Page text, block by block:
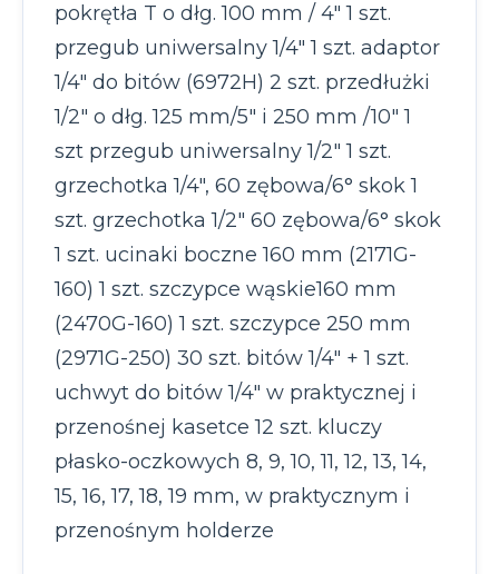
pokrętła T o dłg. 100 mm / 4" 1 szt.
przegub uniwersalny 1/4" 1 szt. adaptor
1/4" do bitów (6972H) 2 szt. przedłużki
1/2" o dłg. 125 mm/5" i 250 mm /10" 1
szt przegub uniwersalny 1/2" 1 szt.
grzechotka 1/4", 60 zębowa/6° skok 1
szt. grzechotka 1/2" 60 zębowa/6° skok
1 szt. ucinaki boczne 160 mm (2171G-
160) 1 szt. szczypce wąskie160 mm
(2470G-160) 1 szt. szczypce 250 mm
(2971G-250) 30 szt. bitów 1/4" + 1 szt.
uchwyt do bitów 1/4" w praktycznej i
przenośnej kasetce 12 szt. kluczy
płasko-oczkowych 8, 9, 10, 11, 12, 13, 14,
15, 16, 17, 18, 19 mm, w praktycznym i
przenośnym holderze